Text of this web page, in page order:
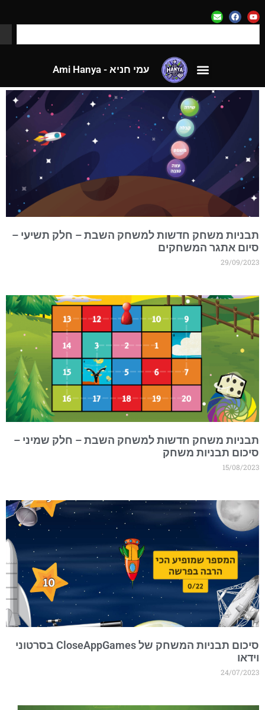
עמי חניא - Ami Hanya
תגית: תבניות משחק
תבניות משחק חדשות למשחק השבת – חלק תשיעי –
סיום אתגר המשחקים
29/09/2023
תבניות משחק חדשות למשחק השבת – חלק שמיני –
סיכום תבניות משחק
15/08/2023
סיכום תבניות המשחק של CloseAppGames בסרטוני
וידאו
24/07/2023